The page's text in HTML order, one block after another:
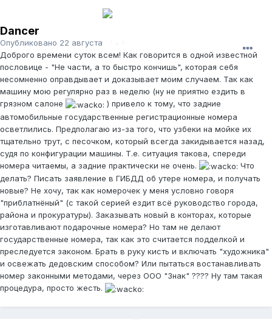
Dancer
Опубликовано 22 августа, 2008
Доброго времени суток всем! Как говорится в одной известной
пословице - "Не части, а то быстро кончишь", которая себя
несомненно оправдывает и доказывает моим случаем. Так как
машину мою регулярно раз в неделю (ну не приятно ездить в
грязном салоне
) привело к тому, что задние
автомобильные государственные регистрационные номера
осветлились. Предполагаю из-за того, что узбеки на мойке их
тщательно трут, с песочком, который всегда закидывается назад,
судя по конфигурации машины. Т.е. ситуация такова, спереди
номера читаемы, а задние практически не очень.
Что
делать? Писать заявление в ГИБДД об утере номера, и получать
новые? Не хочу, так как номерочек у меня условно говоря
"приблатнёный" (с такой серией ездит всё руководство города,
района и прокуратуры). Заказывать новый в конторах, которые
изготавливают подарочные номера? Но там не делают
государственные номера, так как это считается подделкой и
преследуется законом. Брать в руку кисть и включать "художника"
и освежать дедовским способом? Или пытаться востанавливать
номер законными методами, через ООО "Знак" ???? Ну там такая
процедура, просто жесть.